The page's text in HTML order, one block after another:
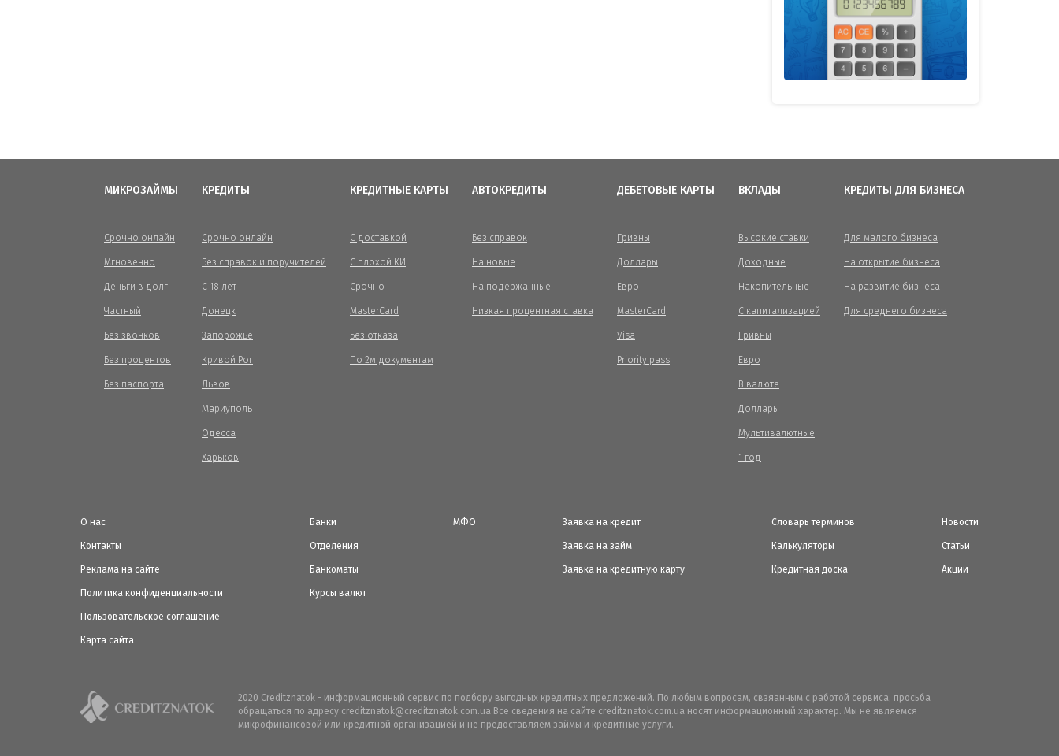
МИКРОЗАЙМЫ
Срочно онлайн
Мгновенно
Деньги в долг
Частный
Без звонков
Без процентов
Без паспорта
КРЕДИТЫ
Срочно онлайн
Без справок и поручителей
С 18 лет
Донецк
Запорожье
Кривой Рог
Львов
Мариуполь
Одесса
Харьков
КРЕДИТНЫЕ КАРТЫ
С доставкой
С плохой КИ
Срочно
MasterCard
Без отказа
По 2м документам
АВТОКРЕДИТЫ
Без справок
На новые
На подержанные
Низкая процентная ставка
ДЕБЕТОВЫЕ КАРТЫ
Гривны
Доллары
Евро
MasterCard
Visa
Priority pass
ВКЛАДЫ
Высокие ставки
Доходные
Накопительные
С капитализацией
Гривны
Евро
В валюте
Доллары
Мультивалютные
1 год
КРЕДИТЫ ДЛЯ БИЗНЕСА
Для малого бизнеса
На открытие бизнеса
На развитие бизнеса
Для среднего бизнеса
О нас
Контакты
Реклама на сайте
Политика конфиденциальности
Пользовательское соглашение
Карта сайта
Банки
Отделения
Банкоматы
Курсы валют
МФО Заявка на кредит
Заявка на займ
Заявка на кредитную карту
Словарь терминов
Калькуляторы
Кредитная доска
Новости
Статьи
Акции
2020 Creditznatok - информационный сервис по подбору выгодных кредитных предложений. По любым вопросам, свзяанным с работой сервиса, просьба
обращаться по адресу creditznatok@creditznatok.com.ua Все сведения на сайте creditznatok.com.ua носят информационный характер. Мы не являемся
микрофинансовой или кредитной организацией и не предоставляем займы и кредитные услуги.